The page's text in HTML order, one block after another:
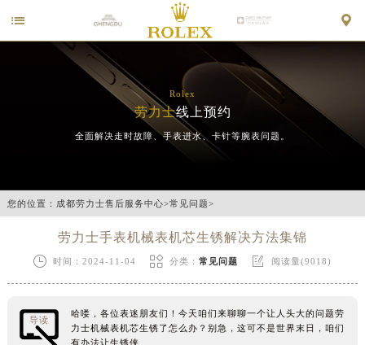
 
Rolex
劳力士线上预约
全面解决走时故障、手表进水、卡针等腕表问题。
您的位置： 成都劳力士售后服务中心>常见问题>
劳力士手表机械表机芯生锈解决方法集锦
 时间：2024-11-04  分类：常见问题  阅读量(9018)
导读
哈喽，各位表迷朋友们！今天咱们来聊聊一个让人头大的问题劳
力士机械表机芯生锈了怎么办？别急，这可不是世界末日，咱们
有办法让生锈侠